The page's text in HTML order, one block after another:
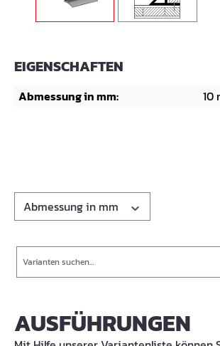
EIGENSCHAFTEN
Abmessung in mm: 10
Abmessung in mm
AUSFÜHRUNGEN